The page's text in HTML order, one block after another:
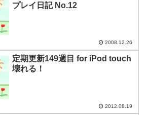
プレイ日記 No.12
2008.12.26
定期更新149週目 for iPod touch
壊れる！
2012.08.19